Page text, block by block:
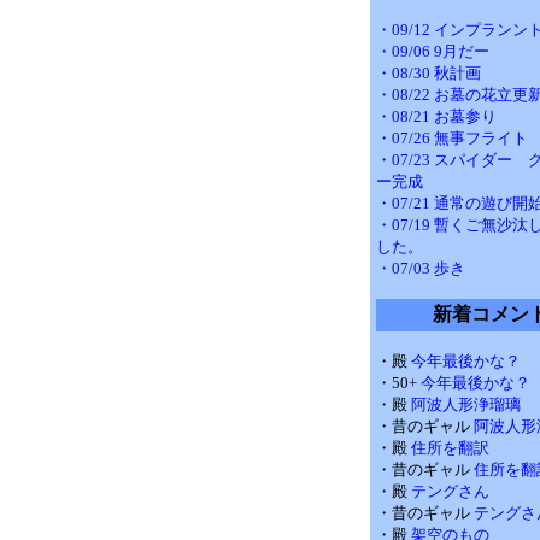
・09/12 インプランント
・09/06 9月だー
・08/30 秋計画
・08/22 お墓の花立更
・08/21 お墓参り
・07/26 無事フライト
・07/23 スパイダー
ー完成
・07/21 通常の遊び開
・07/19 暫くご無沙汰
した。
・07/03 歩き
新着コメン
・殿 今年最後かな？
・50+ 今年最後かな？
・殿 阿波人形浄瑠璃
・昔のギャル 阿波人
・殿 住所を翻訳
・昔のギャル 住所を翻
・殿 テングさん
・昔のギャル テングさ
・殿 架空のもの